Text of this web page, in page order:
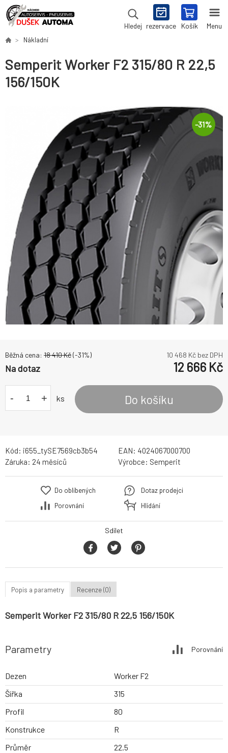
Hledej rezervace Košík Menu
Nákladní
Semperit Worker F2 315/80 R 22,5
156/150K
-31%
Běžná cena: 18 410Kč(-31%) 10 468 Kč bez DPH
Na dotaz 12 666 Kč
- + ks Do košíku
Kód: i655_tySE7569cb3b54 EAN: 4024067000700
Záruka: 24 měsíců Výrobce: Semperit
Do oblíbených
Porovnání
Dotaz prodejci
Hlídání
Sdílet
Popis a parametry Recenze (0)
Semperit Worker F2 315/80 R 22,5 156/150K
Parametry Porovnání
Dezen
Worker F2
Šířka
315
Profil
80
Konstrukce
R
Průměr
22.5